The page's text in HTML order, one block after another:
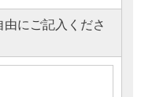
にご記入くださ